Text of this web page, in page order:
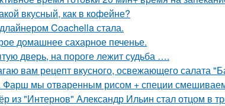
вкусный, как в кофейне?
Coachella стала.
домашнее сахарное печенье.
двеpь, на пороге лежит судьба ….
вам рецепт вкусного, освежающего салата
Фарш мы отваренным рисом + специи
из "Интернов" Александр Ильин стал отцом в